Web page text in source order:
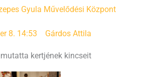
Gyula Művelődési Központ
8. 14:53 Gárdos Attila
kertjének kincseit